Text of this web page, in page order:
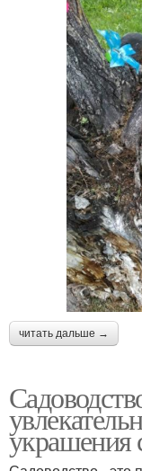
читать дальше →
украшения